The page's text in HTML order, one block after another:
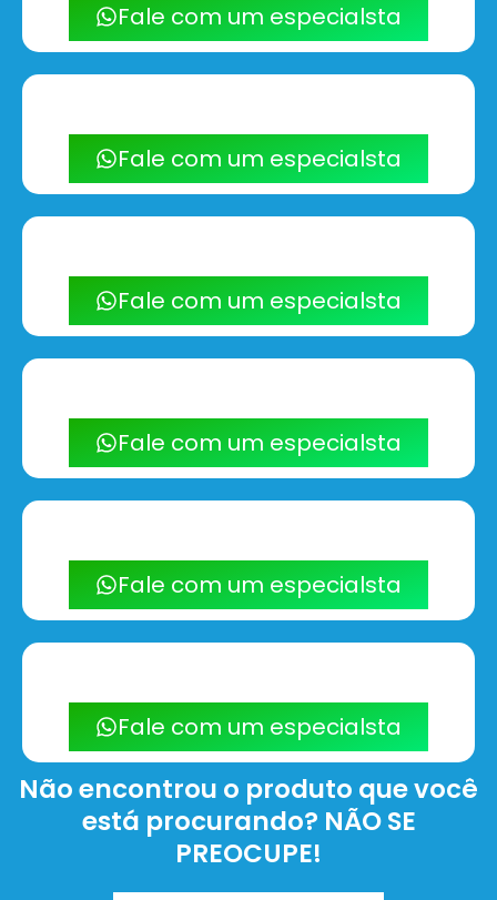
Fale com um especialsta
Fale com um especialsta
Fale com um especialsta
Fale com um especialsta
Fale com um especialsta
Fale com um especialsta
Não encontrou o produto que você
está procurando? NÃO SE
PREOCUPE!